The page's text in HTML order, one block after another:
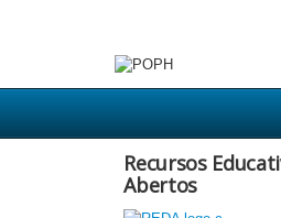
Recursos
Abertos